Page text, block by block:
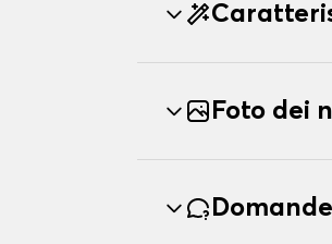
Foto dei
Domande